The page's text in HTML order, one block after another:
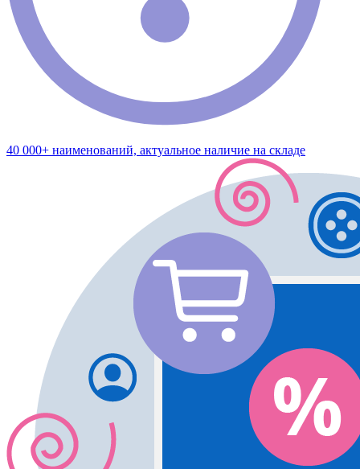
40 000+ наименований, актуальное наличие на складе